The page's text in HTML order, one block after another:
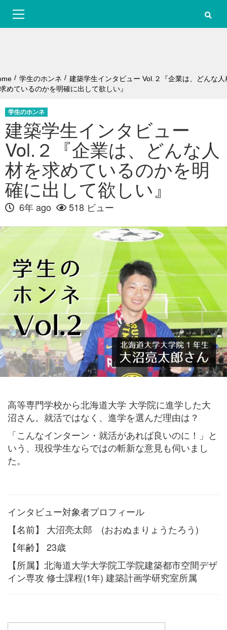
o
n
学生のホンネ
建築学生インタビュー Vol.２『企業は、どんな人
めているのかを明確に出して欲しい』
学生のホンネ
建築学生インタビュー
Vol.２『企業は、どんな人
材を求めているのかを明
確に出して欲しい』
6年 ago 518 ビュー
高等専門学校から北海道大学 大学院に進学した大
沼さん。就活ではなく、進学を選んだ理由は？
「こんなインターン・就活があれば良いのに！」と
いう、現役学生ならではの斬新な意見も伺いまし
た。
インタビュー対象者プロフィール
【名前】 大沼亮太郎 (おおぬまりょうたろう)
【年齢】 23歳
【所属】北海道大学大学院工学院建築都市空間デザ
イン専攻 修士課程(1年) 建築計画学研究室所属